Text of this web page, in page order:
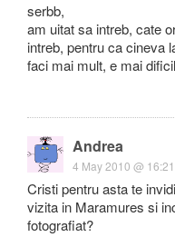
serbb,
am uitat sa intreb, cate
intreb, pentru ca cineva
faci mai mult, e mai
Andrea
4 May 2010 @ 16:21
Cristi pentru asta te
vizita in Maramures si
fotografiat?